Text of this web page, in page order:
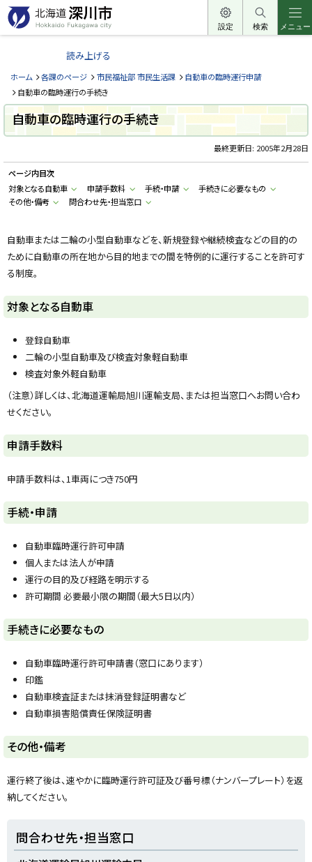
本
文
へ
ー
北
道
深
川
市
H
k
a
d
o
a
g
a
w
a
i
t
y
設定 検索 メニュー
読み上げる
ホーム 各課のページ 市民福祉部 市民生活課
自動車の臨時運行申請
自動車の臨時運行の手続き
自動車の臨時運行の手続き
最終更新日: 2005年2月28日
ページ内目次
対象となる自動車
申請手数料 手続・申請
手続きに必要なもの
その他・備考
問合わせ先・担当窓口
自動車または二輪の小型自動車などを、新規登録や継続検査などの目的の
ために自動車の所在地から目的地までの間を特例的に運行することを許可す
る制度。
対象となる自動車
登録自動車
二輪の小型自動車及び検査対象軽自動車
検査対象外軽自動車
（注意）詳しくは、北海道運輸局旭川運輸支局、または担当窓口へお問い合わ
せください。
ト
ッ
プ
戻
る
申請手数料
申請手数料は、1車両につき750円
ト
ッ
プ
に
戻
る
手続・申請
自動車臨時運行許可申請
個人または法人が申請
運行の目的及び経路を明示する
許可期間 必要最小限の期間（最大5日以内）
ト
ッ
プ
に
戻
る
手続きに必要なもの
自動車臨時運行許可申請書（窓口にあります）
印鑑
自動車検査証または抹消登録証明書など
自動車損害賠償責任保険証明書
ト
ッ
プ
に
その他・備考
運行終了後は、速やかに臨時運行許可証及び番号標（ナンバープレート）を返
納してください。
問合わせ先・担当窓口